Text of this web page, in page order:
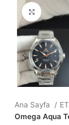
Ana Sayfa
Omega Aqua